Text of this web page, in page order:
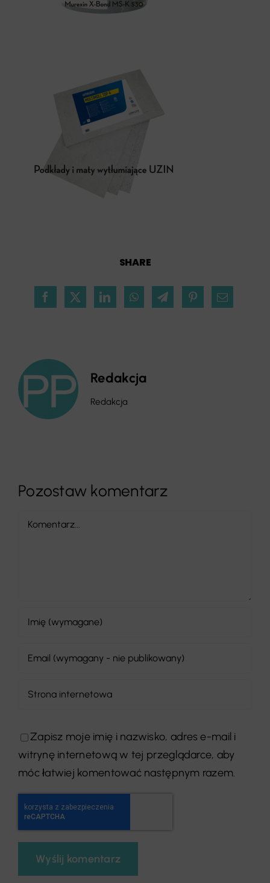
SHARE
Redakcja
Redakcja
Pozostaw komentarz
Comment
Zapisz moje imię i nazwisko, adres e-mail i
witrynę internetową w tej przeglądarce, aby
móc łatwiej komentować następnym razem.